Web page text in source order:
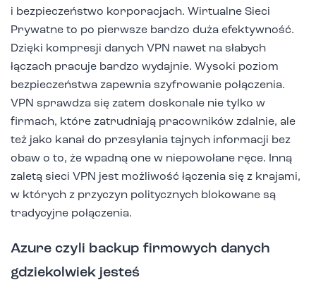
i bezpieczeństwo korporacjach. Wirtualne Sieci
Prywatne to po pierwsze bardzo duża efektywność.
Dzięki kompresji danych VPN nawet na słabych
łączach pracuje bardzo wydajnie. Wysoki poziom
bezpieczeństwa zapewnia szyfrowanie połączenia.
VPN sprawdza się zatem doskonale nie tylko w
firmach, które zatrudniają pracowników zdalnie, ale
też jako kanał do przesyłania tajnych informacji bez
obaw o to, że wpadną one w niepowołane ręce. Inną
zaletą sieci VPN jest możliwość łączenia się z krajami,
w których z przyczyn politycznych blokowane są
tradycyjne połączenia.
Azure czyli backup firmowych danych
gdziekolwiek jesteś